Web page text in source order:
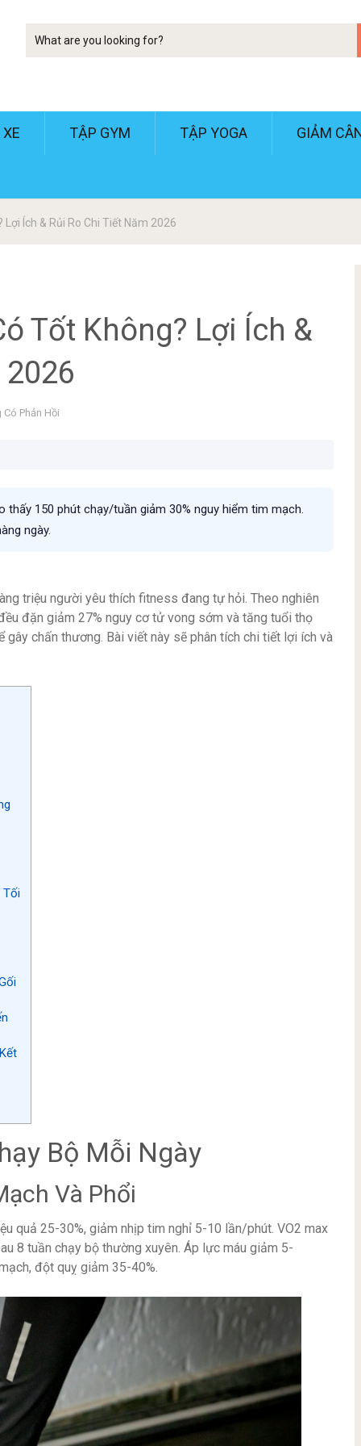
Tim
TẬP GYM TẬP YOGA GIẢM
Ích & Rủi Ro Chi Tiết Năm 2026
Tốt Không? Lợi Ích &
Có Phản Hồi
150 phút chạy/tuần giảm 30% nguy hiểm tim mạch.
ngày.
triệu người yêu thích fitness đang tự hỏi. Theo nghiên
đặn giảm 27% nguy cơ tử vong sớm và tăng tuổi thọ
gây chấn thương. Bài viết này sẽ phân tích chi tiết lợi ích và
Tối
Bộ Mỗi Ngày
Và Phổi
quả 25-30%, giảm nhịp tim nghỉ 5-10 lần/phút. VO2 max
8 tuần chạy bộ thường xuyên. Áp lực máu giảm 5-
đột quỵ giảm 35-40%.